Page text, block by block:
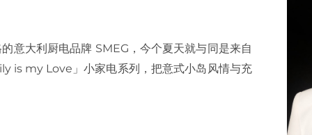
意大利厨电品牌 SMEG，今个夏天就与同是来自
is my Love」小家电系列，把意式小岛风情与充